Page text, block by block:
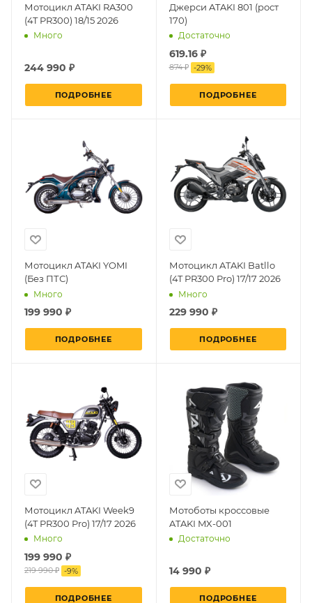
Мотоцикл ATAKI RA300
(4T PR300) 18/15 2026
Много
244 990 ₽
ПОДРОБНЕЕ
Джерси ATAKI 801 (рост
170)
Достаточно
619.16 ₽
874 ₽ -29%
ПОДРОБНЕЕ
Мотоцикл ATAKI YOMI
(Без ПТС)
Много
199 990 ₽
ПОДРОБНЕЕ
Мотоцикл ATAKI Batllo
(4T PR300 Pro) 17/17 2026
Много
229 990 ₽
ПОДРОБНЕЕ
Мотоцикл ATAKI Week9
(4T PR300 Pro) 17/17 2026
Много
199 990 ₽
219 990 ₽ -9%
ПОДРОБНЕЕ
Мотоботы кроссовые
ATAKI MX-001
Достаточно
14 990 ₽
ПОДРОБНЕЕ